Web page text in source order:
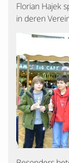
Florian Hajek
in deren